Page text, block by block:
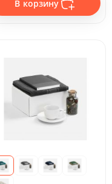
В корзину